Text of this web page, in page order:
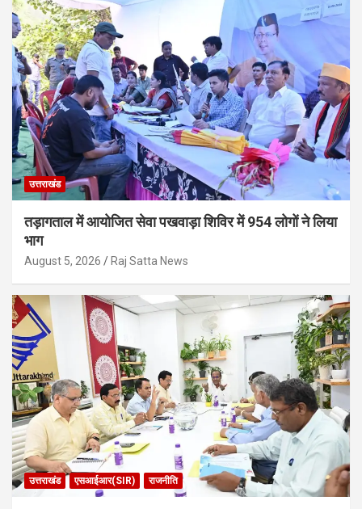
उत्तराखंड
तड़ागताल में आयोजित सेवा पखवाड़ा शिविर में 954 लोगों ने लिया
भाग
August 5, 2026 Raj Satta News
उत्तराखंड एसआईआर(SIR) राजनीति